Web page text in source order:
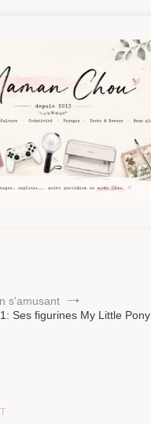
s'amusant
Ses figurines My Little Pony